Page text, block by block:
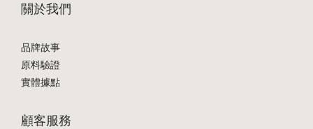
關於我們
品牌故事
原料驗證
實體據點
顧客服務